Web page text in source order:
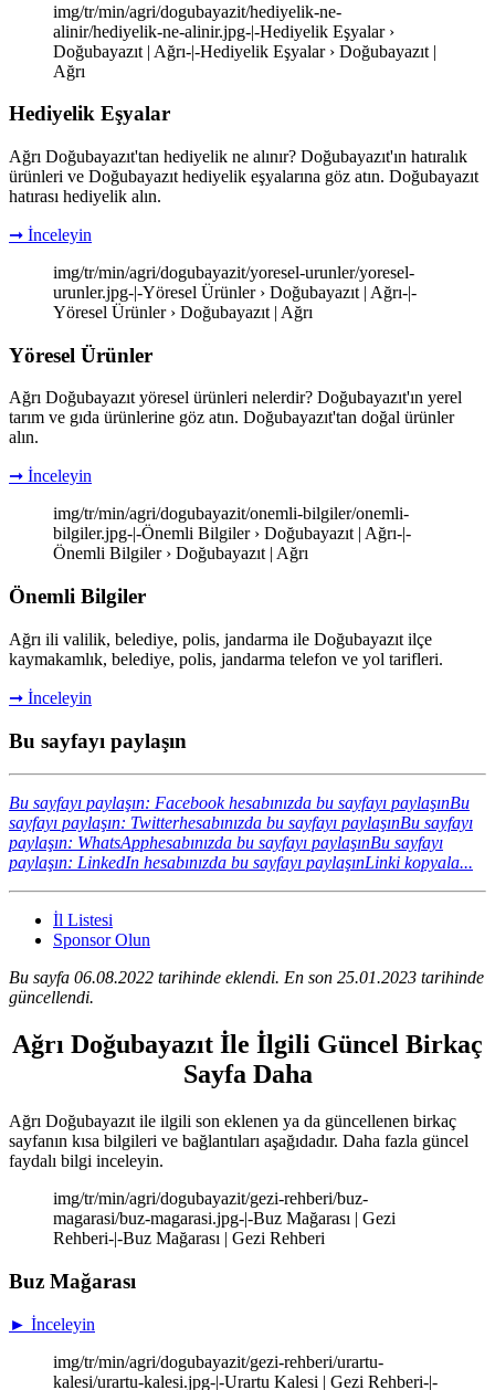
img/tr/min/agri/dogubayazit/hediyelik-ne-
alinir/hediyelik-ne-alinir.jpg-|-Hediyelik Eşyalar ›
Doğubayazıt | Ağrı-|-Hediyelik Eşyalar › Doğubayazıt |
Ağrı
Hediyelik Eşyalar
Ağrı Doğubayazıt'tan hediyelik ne alınır? Doğubayazıt'ın hatıralık
ürünleri ve Doğubayazıt hediyelik eşyalarına göz atın. Doğubayazıt
hatırası hediyelik alın.
➞ İnceleyin
img/tr/min/agri/dogubayazit/yoresel-urunler/yoresel-
urunler.jpg-|-Yöresel Ürünler › Doğubayazıt | Ağrı-|-
Yöresel Ürünler › Doğubayazıt | Ağrı
Yöresel Ürünler
Ağrı Doğubayazıt yöresel ürünleri nelerdir? Doğubayazıt'ın yerel
tarım ve gıda ürünlerine göz atın. Doğubayazıt'tan doğal ürünler
alın.
➞ İnceleyin
img/tr/min/agri/dogubayazit/onemli-bilgiler/onemli-
bilgiler.jpg-|-Önemli Bilgiler › Doğubayazıt | Ağrı-|-
Önemli Bilgiler › Doğubayazıt | Ağrı
Önemli Bilgiler
Ağrı ili valilik, belediye, polis, jandarma ile Doğubayazıt ilçe
kaymakamlık, belediye, polis, jandarma telefon ve yol tarifleri.
➞ İnceleyin
Bu sayfayı paylaşın
Bu sayfayı paylaşın: Facebook hesabınızda bu sayfayı paylaşınBu
sayfayı paylaşın: Twitterhesabınızda bu sayfayı paylaşınBu sayfayı
paylaşın: WhatsApphesabınızda bu sayfayı paylaşınBu sayfayı
paylaşın: LinkedIn hesabınızda bu sayfayı paylaşınLinki kopyala...
İl Listesi
Sponsor Olun
Bu sayfa 06.08.2022 tarihinde eklendi. En son 25.01.2023 tarihinde
güncellendi.
Ağrı Doğubayazıt İle İlgili Güncel Birkaç
Sayfa Daha
Ağrı Doğubayazıt ile ilgili son eklenen ya da güncellenen birkaç
sayfanın kısa bilgileri ve bağlantıları aşağıdadır. Daha fazla güncel
faydalı bilgi inceleyin.
img/tr/min/agri/dogubayazit/gezi-rehberi/buz-
magarasi/buz-magarasi.jpg-|-Buz Mağarası | Gezi
Rehberi-|-Buz Mağarası | Gezi Rehberi
Buz Mağarası
► İnceleyin
img/tr/min/agri/dogubayazit/gezi-rehberi/urartu-
kalesi/urartu-kalesi.jpg-|-Urartu Kalesi | Gezi Rehberi-|-